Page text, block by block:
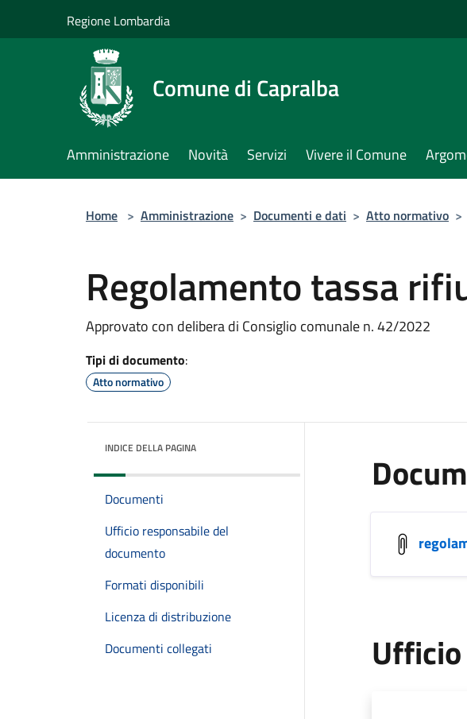
Regione Lombardia
Comune di Capralba
Amministrazione Novità Servizi Vivere il Comune
Home > Amministrazione > Documenti e dati > Atto normativo >
Regolamento tassa
Approvato con delibera di Consiglio comunale n. 42/2022
Tipi di documento:
Atto normativo
INDICE DELLA PAGINA
Documenti
Ufficio responsabile del
documento
Formati disponibili
Licenza di distribuzione
Documenti collegati